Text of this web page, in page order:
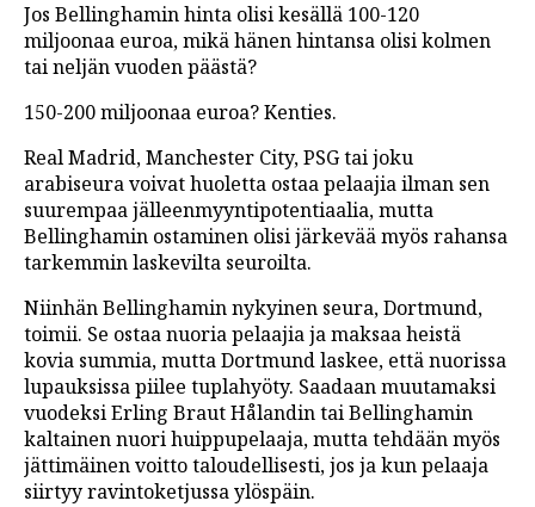
Jos Bellinghamin hinta olisi kesällä 100-120
miljoonaa euroa, mikä hänen hintansa olisi kolmen
tai neljän vuoden päästä?
150-200 miljoonaa euroa? Kenties.
Real Madrid, Manchester City, PSG tai joku
arabiseura voivat huoletta ostaa pelaajia ilman sen
suurempaa jälleenmyyntipotentiaalia, mutta
Bellinghamin ostaminen olisi järkevää myös rahansa
tarkemmin laskevilta seuroilta.
Niinhän Bellinghamin nykyinen seura, Dortmund,
toimii. Se ostaa nuoria pelaajia ja maksaa heistä
kovia summia, mutta Dortmund laskee, että nuorissa
lupauksissa piilee tuplahyöty. Saadaan muutamaksi
vuodeksi Erling Braut Hålandin tai Bellinghamin
kaltainen nuori huippupelaaja, mutta tehdään myös
jättimäinen voitto taloudellisesti, jos ja kun pelaaja
siirtyy ravintoketjussa ylöspäin.